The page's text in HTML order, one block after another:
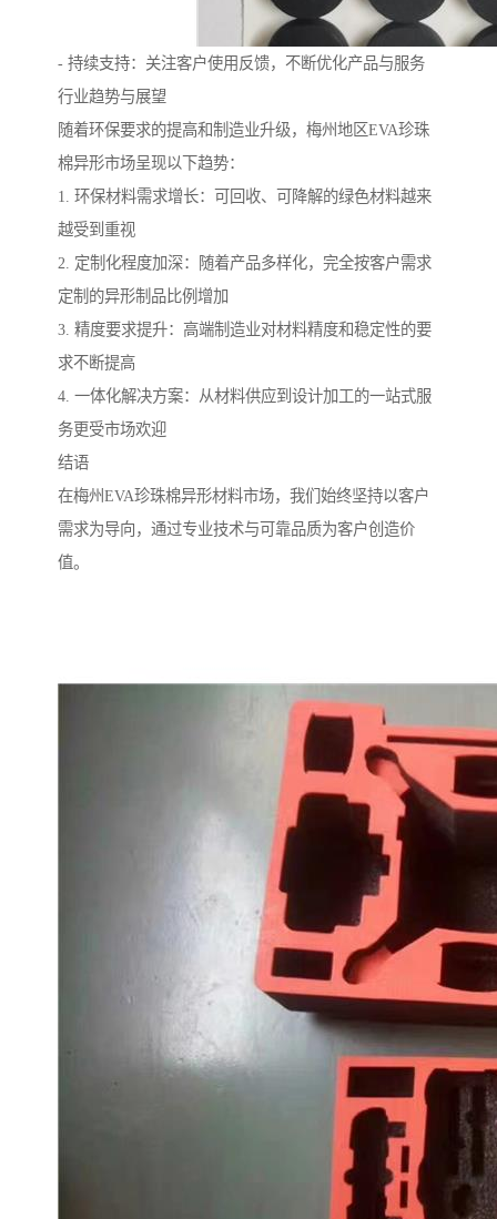
- 持续支持：关注客户使用反馈，不断优化产品与服务
行业趋势与展望
随着环保要求的提高和制造业升级，梅州地区EVA珍珠
棉异形市场呈现以下趋势：
1. 环保材料需求增长：可回收、可降解的绿色材料越来
越受到重视
2. 定制化程度加深：随着产品多样化，完全按客户需求
定制的异形制品比例增加
3. 精度要求提升：高端制造业对材料精度和稳定性的要
求不断提高
4. 一体化解决方案：从材料供应到设计加工的一站式服
务更受市场欢迎
结语
在梅州EVA珍珠棉异形材料市场，我们始终坚持以客户
需求为导向，通过专业技术与可靠品质为客户创造价
值。